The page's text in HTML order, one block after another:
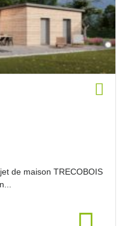
de maison TRECOBOIS